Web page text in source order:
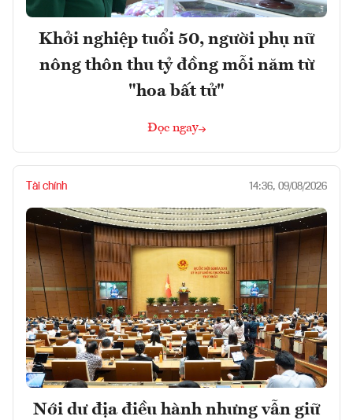
Khởi nghiệp tuổi 50, người phụ nữ
nông thôn thu tỷ đồng mỗi năm từ
"hoa bất tử"
Đọc ngay
Tài chính 14:36, 09/08/2026
Nới dư địa điều hành nhưng vẫn giữ